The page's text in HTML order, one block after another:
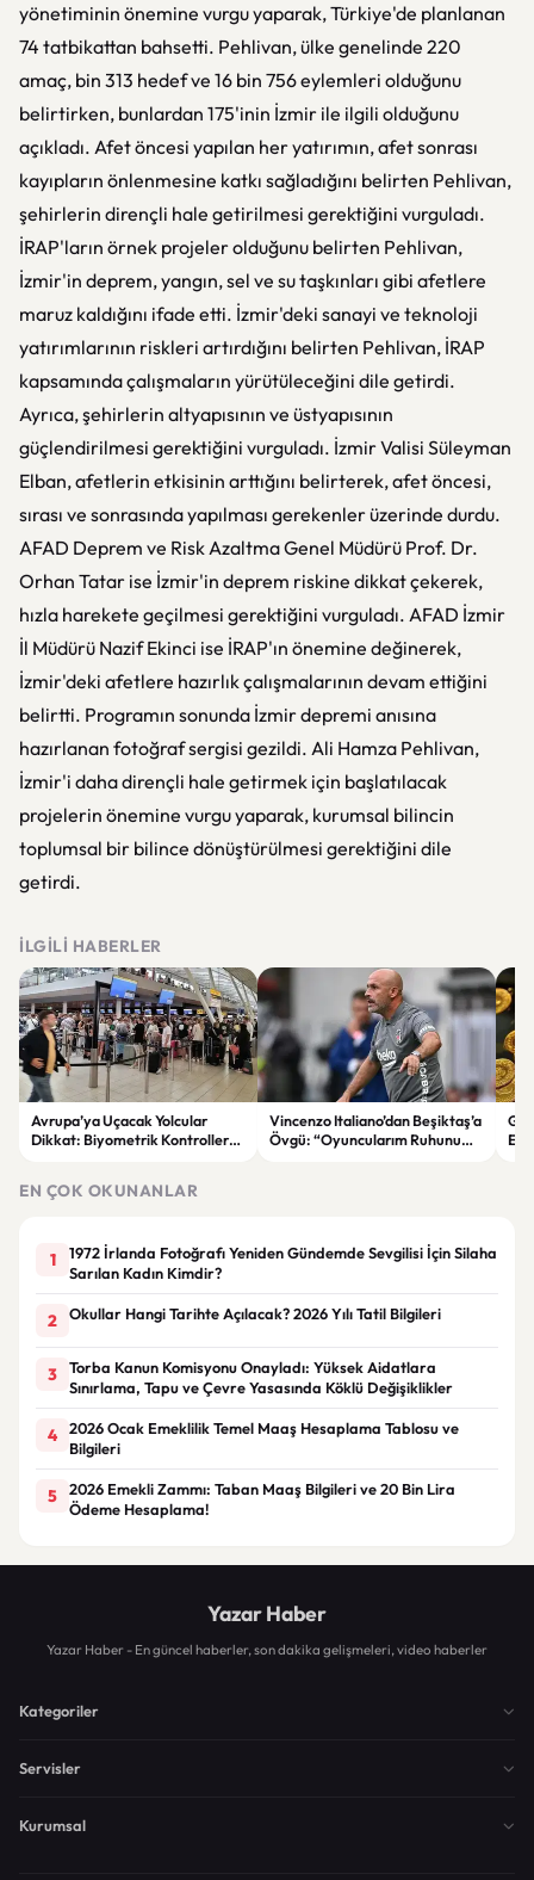
yönetiminin önemine vurgu yaparak, Türkiye'de planlanan
74 tatbikattan bahsetti. Pehlivan, ülke genelinde 220
amaç, bin 313 hedef ve 16 bin 756 eylemleri olduğunu
belirtirken, bunlardan 175'inin İzmir ile ilgili olduğunu
açıkladı. Afet öncesi yapılan her yatırımın, afet sonrası
kayıpların önlenmesine katkı sağladığını belirten Pehlivan,
şehirlerin dirençli hale getirilmesi gerektiğini vurguladı.
İRAP'ların örnek projeler olduğunu belirten Pehlivan,
İzmir'in deprem, yangın, sel ve su taşkınları gibi afetlere
maruz kaldığını ifade etti. İzmir'deki sanayi ve teknoloji
yatırımlarının riskleri artırdığını belirten Pehlivan, İRAP
kapsamında çalışmaların yürütüleceğini dile getirdi.
Ayrıca, şehirlerin altyapısının ve üstyapısının
güçlendirilmesi gerektiğini vurguladı. İzmir Valisi Süleyman
Elban, afetlerin etkisinin arttığını belirterek, afet öncesi,
sırası ve sonrasında yapılması gerekenler üzerinde durdu.
AFAD Deprem ve Risk Azaltma Genel Müdürü Prof. Dr.
Orhan Tatar ise İzmir'in deprem riskine dikkat çekerek,
hızla harekete geçilmesi gerektiğini vurguladı. AFAD İzmir
İl Müdürü Nazif Ekinci ise İRAP'ın önemine değinerek,
İzmir'deki afetlere hazırlık çalışmalarının devam ettiğini
belirtti. Programın sonunda İzmir depremi anısına
hazırlanan fotoğraf sergisi gezildi. Ali Hamza Pehlivan,
İzmir'i daha dirençli hale getirmek için başlatılacak
projelerin önemine vurgu yaparak, kurumsal bilincin
toplumsal bir bilince dönüştürülmesi gerektiğini dile
getirdi.
İLGILI HABERLER
Avrupa’ya Uçacak Yolcular
Dikkat: Biyometrik Kontrollerde
Vincenzo Italiano’dan Beşiktaş’a
Övgü: “Oyuncularım Ruhunu
EN ÇOK OKUNANLAR
1
1972 İrlanda Fotoğrafı Yeniden Gündemde Sevgilisi İçin Silaha
Sarılan Kadın Kimdir?
2 Okullar Hangi Tarihte Açılacak? 2026 Yılı Tatil Bilgileri
3
Torba Kanun Komisyonu Onayladı: Yüksek Aidatlara
Sınırlama, Tapu ve Çevre Yasasında Köklü Değişiklikler
4
2026 Ocak Emeklilik Temel Maaş Hesaplama Tablosu ve
Bilgileri
5
2026 Emekli Zammı: Taban Maaş Bilgileri ve 20 Bin Lira
Ödeme Hesaplama!
Yazar Haber
Yazar Haber - En güncel haberler, son dakika gelişmeleri, video haberler
Kategoriler
Servisler
Kurumsal